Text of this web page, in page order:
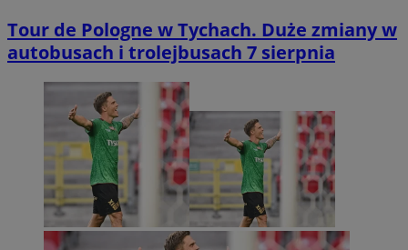
Tour de Pologne w Tychach. Duże zmiany w
autobusach i trolejbusach 7 sierpnia